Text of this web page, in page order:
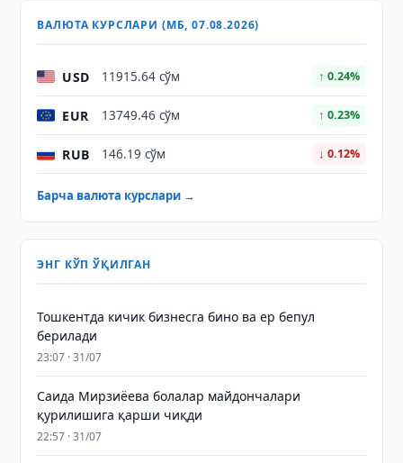
ВАЛЮТА КУРСЛАРИ (МБ, 07.08.2026)
USD 11915.64 сўм ↑ 0.24%
EUR 13749.46 сўм ↑ 0.23%
RUB 146.19 сўм ↓ 0.12%
Барча валюта курслари →
ЭНГ КЎП ЎҚИЛГАН
Тошкентда кичик бизнесга бино ва ер бепул
берилади
23:07 · 31/07
Саида Мирзиёева болалар майдончалари
қурилишига қарши чиқди
22:57 · 31/07